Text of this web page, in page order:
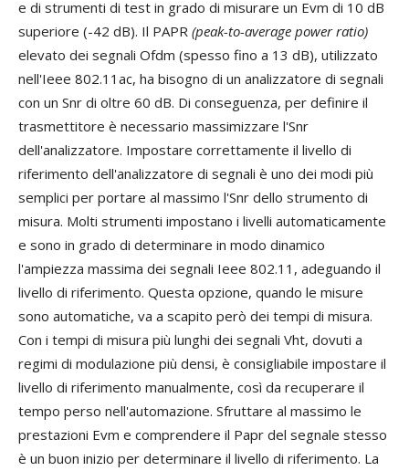
e di strumenti di test in grado di misurare un Evm di 10 dB
superiore (-42 dB). Il PAPR (peak-to-average power ratio)
elevato dei segnali Ofdm (spesso fino a 13 dB), utilizzato
nell'Ieee 802.11ac, ha bisogno di un analizzatore di segnali
con un Snr di oltre 60 dB. Di conseguenza, per definire il
trasmettitore è necessario massimizzare l'Snr
dell'analizzatore. Impostare correttamente il livello di
riferimento dell'analizzatore di segnali è uno dei modi più
semplici per portare al massimo l'Snr dello strumento di
misura. Molti strumenti impostano i livelli automaticamente
e sono in grado di determinare in modo dinamico
l'ampiezza massima dei segnali Ieee 802.11, adeguando il
livello di riferimento. Questa opzione, quando le misure
sono automatiche, va a scapito però dei tempi di misura.
Con i tempi di misura più lunghi dei segnali Vht, dovuti a
regimi di modulazione più densi, è consigliabile impostare il
livello di riferimento manualmente, così da recuperare il
tempo perso nell'automazione. Sfruttare al massimo le
prestazioni Evm e comprendere il Papr del segnale stesso
è un buon inizio per determinare il livello di riferimento. La